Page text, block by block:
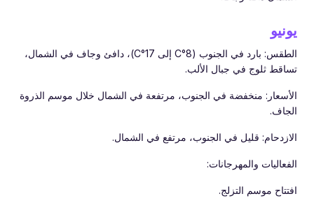
يونيو
الطقس: بارد في الجنوب (8°C إلى 17°C)، دافئ وجاف في الشمال،
تساقط ثلوج في جبال الألب.
الأسعار: منخفضة في الجنوب، مرتفعة في الشمال خلال موسم الذروة
الجاف.
الازدحام: قليل في الجنوب، مرتفع في الشمال.
الفعاليات والمهرجانات:
افتتاح موسم التزلج.